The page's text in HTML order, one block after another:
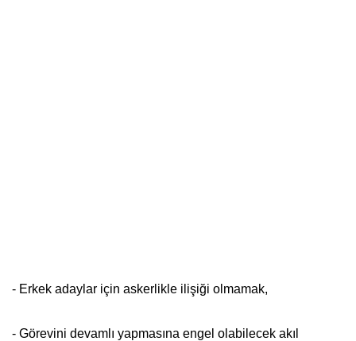
- Erkek adaylar için askerlikle ilişiği olmamak,
- Görevini devamlı yapmasına engel olabilecek akıl